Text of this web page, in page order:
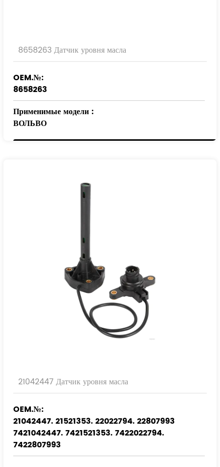
8658263 Датчик уровня масла
OEM.№:
8658263
Применимые модели :
ВОЛЬВО
21042447 Датчик уровня масла
OEM.№:
21042447. 21521353. 22022794. 22807993
7421042447. 7421521353. 7422022794.
7422807993